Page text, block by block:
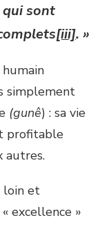
qui sont
[iii]. »
simplement
(gunê) : sa vie
profitable
autres.
loin et
excellence »